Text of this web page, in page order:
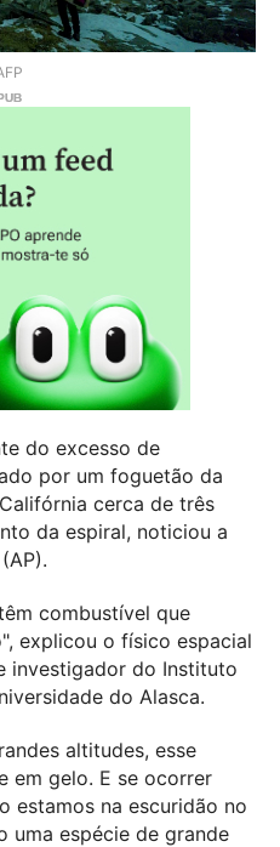
do excesso de
por um foguetão da
cerca de três
da espiral, noticiou a
combustível que
explicou o físico espacial
investigador do Instituto
do Alasca.
altitudes, esse
em gelo. E se ocorrer
estamos na escuridão no
uma espécie de grande